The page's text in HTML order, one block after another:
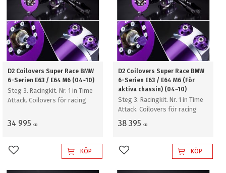
D2 Coilovers Super Race BMW
6-Serien E63 / E64 M6 (04~10)
Steg 3. Racingkit. Nr. 1 in Time
Attack. Coilovers för racing
34 995 KR
Lägg till i favoriterKÖP
D2 Coilovers Super Race BMW
6-Serien E63 / E64 M6 (För
aktiva chassin) (04~10)
Steg 3. Racingkit. Nr. 1 in Time
Attack. Coilovers för racing
38 395 KR
Lägg till i favoriterKÖP